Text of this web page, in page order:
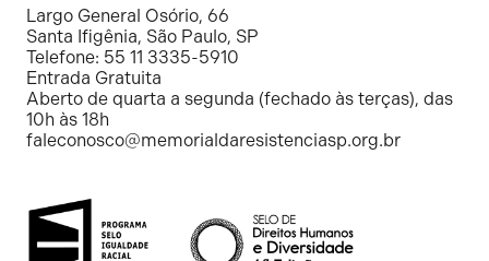
Resistência
Largo General Osório, 66
Santa Ifigênia, São Paulo, SP
Telefone: 55 11 3335-5910
Entrada Gratuita
Aberto de quarta a segunda (fechado às terças), das
10h às 18h
faleconosco@memorialdaresistenciasp.org.br